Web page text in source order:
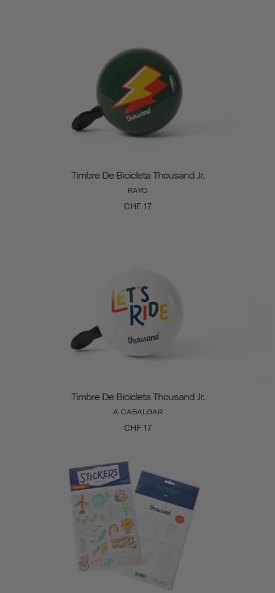
Timbre De Bicicleta Thousand Jr.
RAYO
CHF 17
Timbre De Bicicleta Thousand Jr.
A CABALGAR
CHF 17